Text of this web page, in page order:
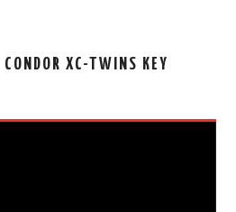
XC-TWINS KEY